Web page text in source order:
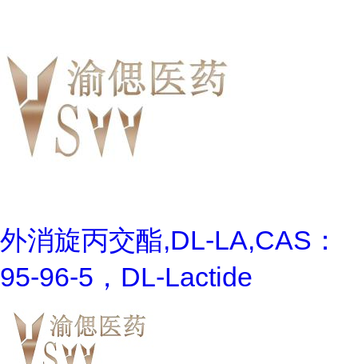
外消旋丙交酯,DL-LA,CAS：
95-96-5，DL-Lactide